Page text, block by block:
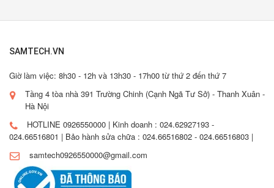
SAMTECH.VN
Giờ làm việc: 8h30 - 12h và 13h30 - 17h00 từ thứ 2 đến thứ 7
Tầng 4 tòa nhà 391 Trường Chinh (Cạnh Ngã Tư Sở) - Thanh Xuân -
Hà Nội
HOTLINE 0926550000 | Kinh doanh : 024.62927193 -
024.66516801 | Bảo hành sửa chữa : 024.66516802 - 024.66516803 |
samtech0926550000@gmail.com